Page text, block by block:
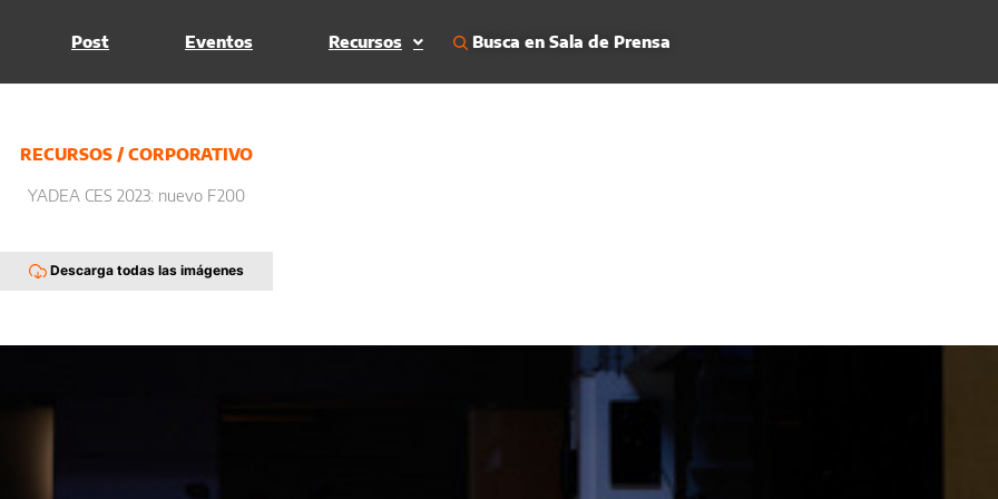
Post Eventos Recursos Busca en Sala de Prensa
RECURSOS /CORPORATIVO
YADEA CES 2023: nuevo F200
Descarga todas las imágenes